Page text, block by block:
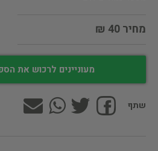
מחיר 40 ₪
מעוניינים לרכוש את
שתף